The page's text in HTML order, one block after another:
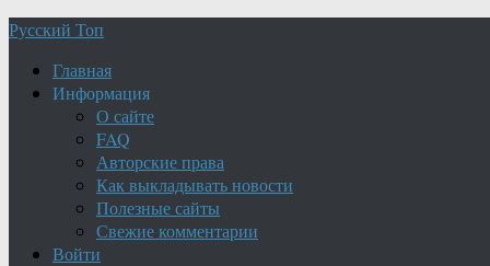
Русский Топ
Главная
Информация
О сайте
FAQ
Авторские права
Как выкладывать новости
Полезные сайты
Свежие комментарии
Войти